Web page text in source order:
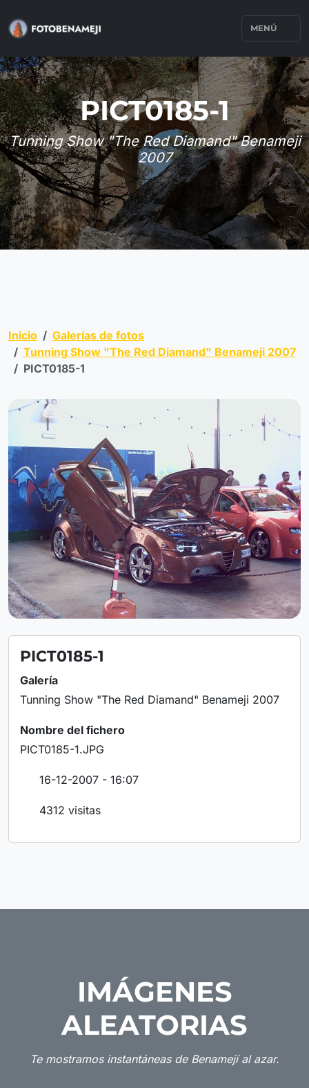
MENÚ
PICT0185-1
Tunning Show "The Red Diamand" Benameji
2007
Inicio
Galerías de fotos
Tunning Show "The Red Diamand" Benameji 2007
PICT0185-1
PICT0185-1
Galería
Tunning Show "The Red Diamand" Benameji 2007
Nombre del fichero
PICT0185-1.JPG
16-12-2007 - 16:07
4312 visitas
IMÁGENES
ALEATORIAS
Te mostramos instantáneas de Benamejí al azar.